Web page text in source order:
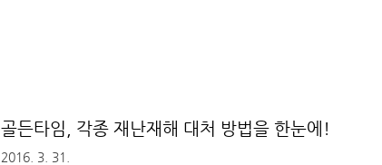
골든타임, 각종 재난재해 대처 방법을 한눈에!
2016. 3. 31.